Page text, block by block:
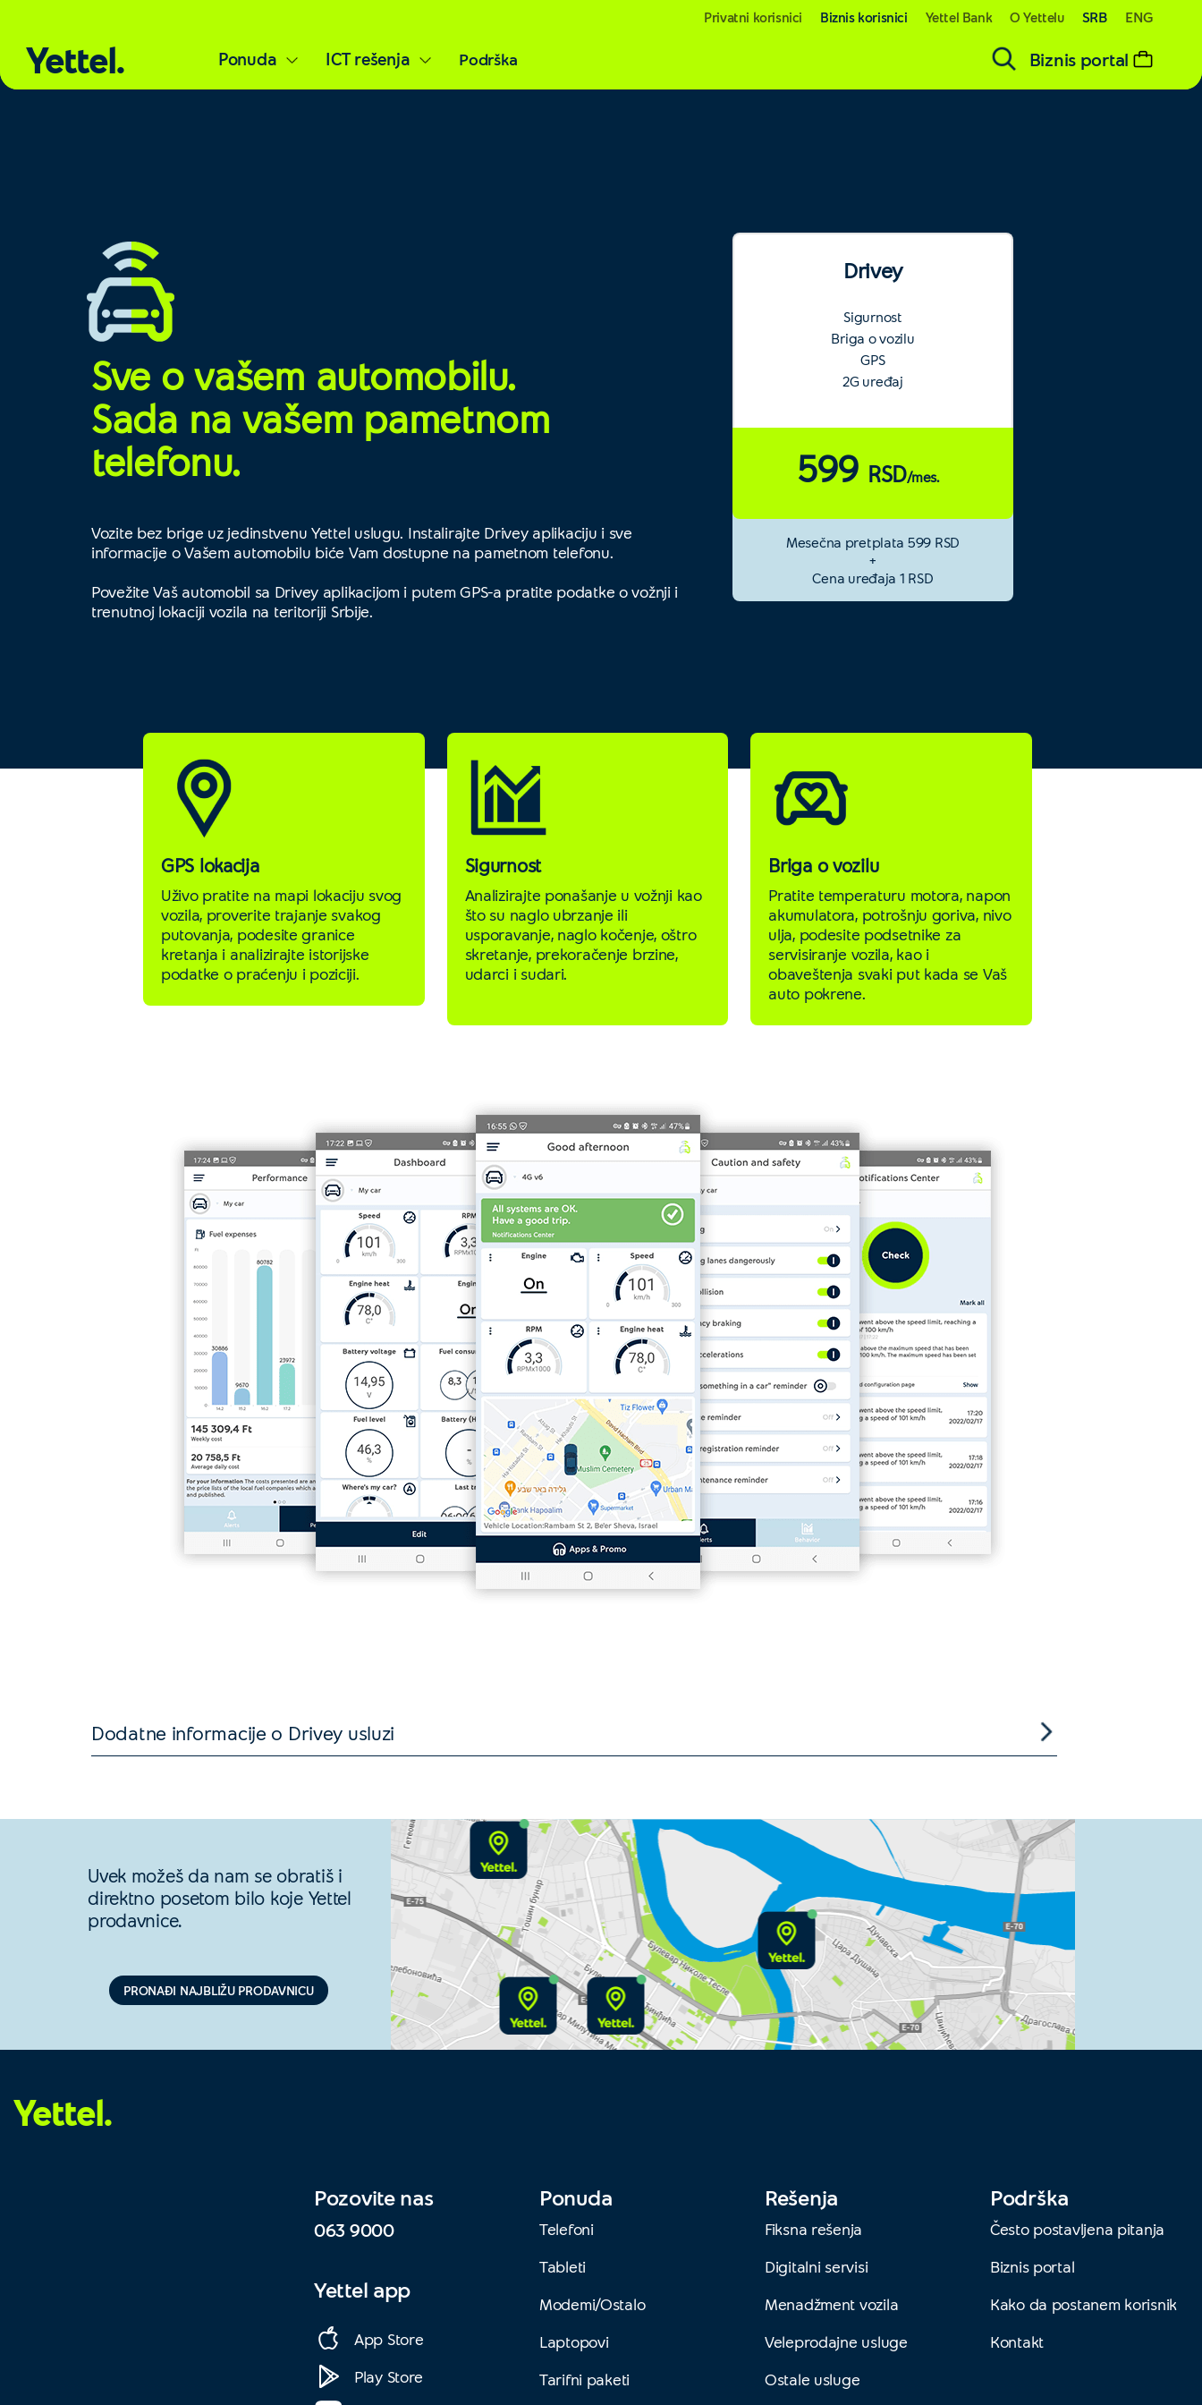
Privatni korisnici Biznis korisnici Yettel Bank O Yettelu SRB ENG
Yettel. Ponuda ICT rešenja Podrška Biznis portal
Sve o vašem automobilu.
Sada na vašem pametnom
telefonu.
Vozite bez brige uz jedinstvenu Yettel uslugu. Instalirajte Drivey aplikaciju i sve
informacije o Vašem automobilu biće Vam dostupne na pametnom telefonu.
Povežite Vaš automobil sa Drivey aplikacijom i putem GPS-a pratite podatke o vožnji i
trenutnoj lokaciji vozila na teritoriji Srbije.
Drivey
Sigurnost
Briga o vozilu
GPS
2G uređaj
599 RSD/mes.
Mesečna pretplata 599 RSD
+
Cena uređaja 1 RSD
GPS lokacija
Uživo pratite na mapi lokaciju svog
vozila, proverite trajanje svakog
putovanja, podesite granice
kretanja i analizirajte istorijske
podatke o praćenju i poziciji.
Sigurnost
Analizirajte ponašanje u vožnji kao
što su naglo ubrzanje ili
usporavanje, naglo kočenje, oštro
skretanje, prekoračenje brzine,
udarci i sudari.
Briga o vozilu
Pratite temperaturu motora, napon
akumulatora, potrošnju goriva, nivo
ulja, podesite podsetnike za
servisiranje vozila, kao i
obaveštenja svaki put kada se Vaš
auto pokrene.
Dodatne informacije o Drivey usluzi
Uvek možeš da nam se obratiš i
direktno posetom bilo koje Yettel
prodavnice.
PRONAĐI NAJBLIŽU PRODAVNICU
Yettel.
Pozovite nas
063 9000
Yettel app
App Store
Play Store
Ponuda
Telefoni
Tableti
Modemi/Ostalo
Laptopovi
Tarifni paketi
Rešenja
Fiksna rešenja
Digitalni servisi
Menadžment vozila
Veleprodajne usluge
Ostale usluge
Podrška
Često postavljena pitanja
Biznis portal
Kako da postanem korisnik
Kontakt